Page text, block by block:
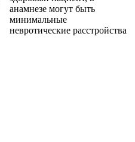
анамнезе могут быть
минимальные
невротические расстройства